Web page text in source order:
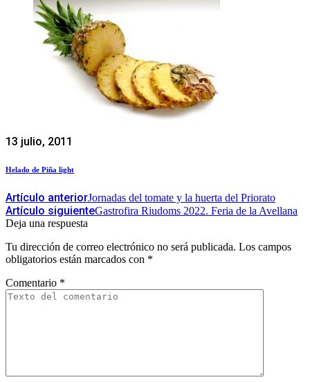
13 julio, 2011
Helado de Piña light
Artículo anteriorJornadas del tomate y la huerta del Priorato
Artículo siguienteGastrofira Riudoms 2022. Feria de la Avellana
Deja una respuesta
Tu dirección de correo electrónico no será publicada. Los campos
obligatorios están marcados con *
Comentario *